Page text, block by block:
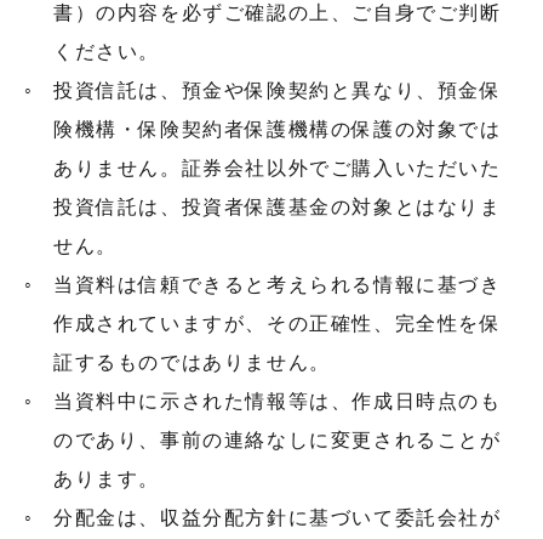
書）の内容を必ずご確認の上、ご自身でご判断
ください。
投資信託は、預金や保険契約と異なり、預金保
険機構・保険契約者保護機構の保護の対象では
ありません。証券会社以外でご購入いただいた
投資信託は、投資者保護基金の対象とはなりま
せん。
当資料は信頼できると考えられる情報に基づき
作成されていますが、その正確性、完全性を保
証するものではありません。
当資料中に示された情報等は、作成日時点のも
のであり、事前の連絡なしに変更されることが
あります。
分配金は、収益分配方針に基づいて委託会社が